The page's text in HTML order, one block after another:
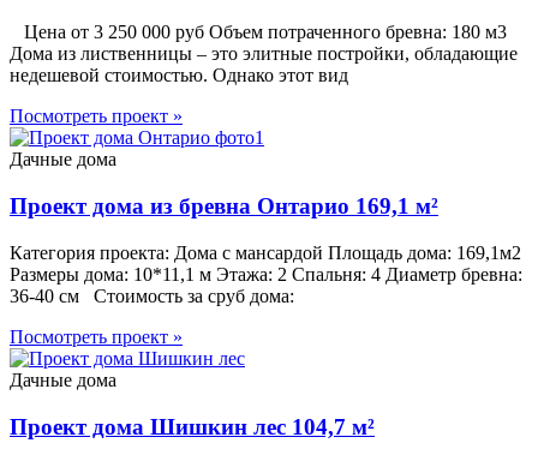
Цена от 3 250 000 руб Объем потраченного бревна: 180 м3
Дома из лиственницы – это элитные постройки, обладающие
недешевой стоимостью. Однако этот вид
Посмотреть проект »
Дачные дома
Проект дома из бревна Онтарио 169,1 м²
Категория проекта: Дома с мансардой Площадь дома: 169,1м2
Размеры дома: 10*11,1 м Этажа: 2 Спальня: 4 Диаметр бревна:
36-40 см Стоимость за сруб дома:
Посмотреть проект »
Дачные дома
Проект дома Шишкин лес 104,7 м²